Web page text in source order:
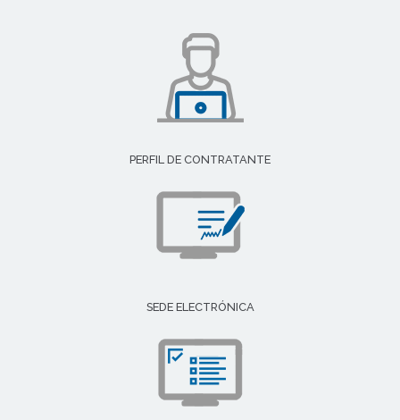
PERFIL DE CONTRATANTE
SEDE ELECTRÓNICA